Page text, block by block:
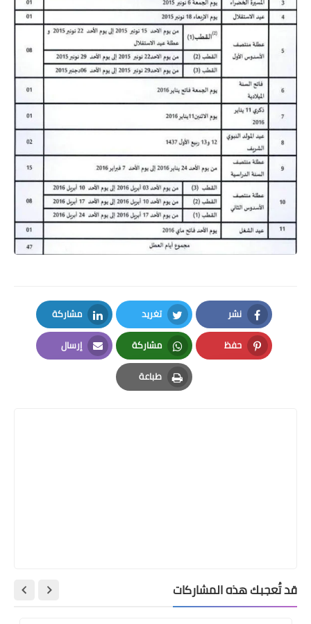
نشر
Facebook
تغريد
Twitter
مشاركة
LinkedIn
حفظ
Pinterest
مشاركة
Whatsapp
إرسال
Email
طباعة
Print
قد تُعجبك هذه المشاركات